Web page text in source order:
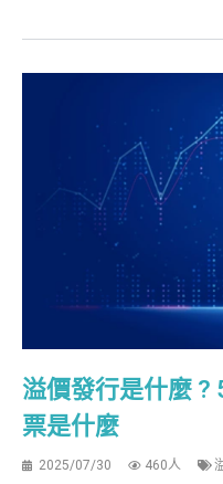
溢價發行是什麼 ?
票是什麼
2025/07/30 460人